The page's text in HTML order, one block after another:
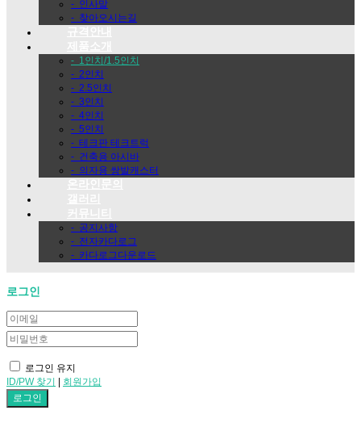
- 인사말
- 찾아오시는길
- 1인치/1.5인치
- 2인치
- 2.5인치
- 3인치
- 4인치
- 5인치
- 테크판 테크트럭
- 건축용 아시바
- 의자용 쌍발캐스터
- 공지사항
- 전자카다로그
- 카다로그다운로드
로그인
로그인 유지
ID/PW 찾기
회원가입